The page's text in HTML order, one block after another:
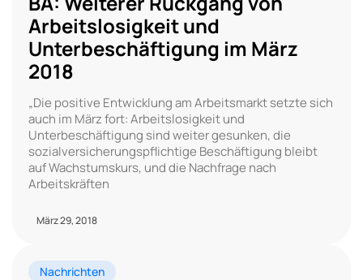
Arbeitslosigkeit und
Unterbeschäftigung im März
2018
„Die positive Entwicklung am Arbeitsmarkt setzte sich
auch im März fort: Arbeitslosigkeit und
Unterbeschäftigung sind weiter gesunken, die
sozialversicherungspflichtige Beschäftigung bleibt
auf Wachstumskurs, und die Nachfrage nach
Arbeitskräften
März 29, 2018
Nachrichten